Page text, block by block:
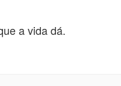
a vida dá.